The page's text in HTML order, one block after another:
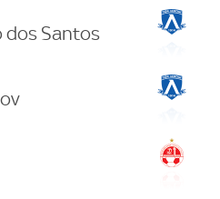
dos Santos